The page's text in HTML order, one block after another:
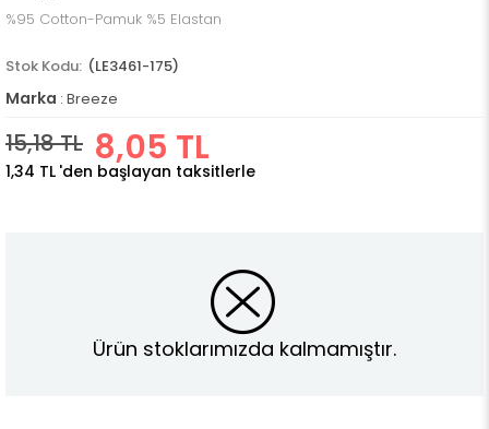
%95 Cotton-Pamuk %5 Elastan
(LE3461-175)
Marka : Breeze
15,18 TL 8,05 TL
1,34 TL 'den başlayan taksitlerle
Ürün stoklarımızda kalmamıştır.